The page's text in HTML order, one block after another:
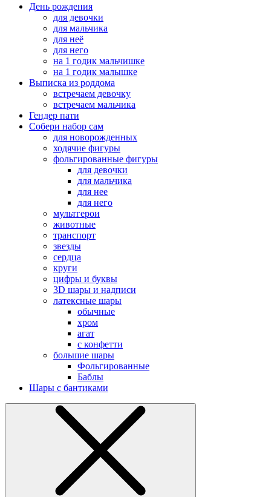
День рождения
для девочки
для мальчика
для неё
для него
на 1 годик мальчишке
на 1 годик малышке
Выписка из роддома
встречаем девочку
встречаем мальчика
Гендер пати
Собери набор сам
для новорожденных
ходячие фигуры
фольгированные фигуры
для девочки
для мальчика
для нее
для него
мультгерои
животные
транспорт
звезды
сердца
круги
цифры и буквы
3D шары и надписи
латексные шары
обычные
хром
агат
с конфетти
большие шары
Фольгированные
Баблы
Шары с бантиками